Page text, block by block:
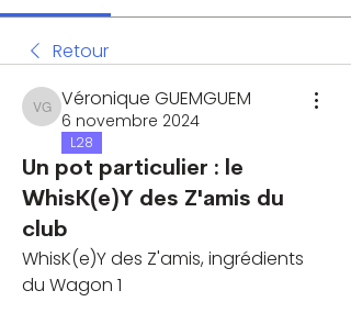
Retour
Véronique GUEMGUEM
Véronique GUEMGUEM
6 novembre 2024
L28
Un pot particulier : le
WhisK(e)Y des Z'amis du
club
WhisK(e)Y des Z'amis, ingrédients
du Wagon 1